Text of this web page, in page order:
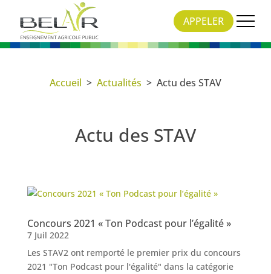
APPELER
Accueil > Actualités > Actu des STAV
Actu des STAV
Concours 2021 « Ton Podcast pour l’égalité »
7 Juil 2022
Les STAV2 ont remporté le premier prix du concours
2021 "Ton Podcast pour l'égalité" dans la catégorie